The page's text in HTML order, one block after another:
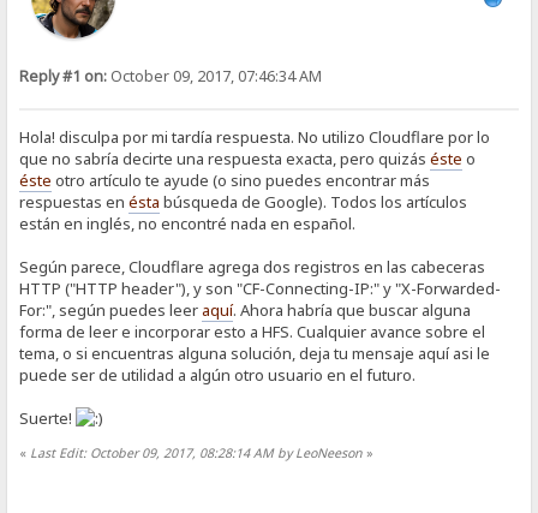
Reply #1 on: October 09, 2017, 07:46:34 AM
Hola! disculpa por mi tardía respuesta. No utilizo Cloudflare por lo
que no sabría decirte una respuesta exacta, pero quizáséste o
éste otro artículo te ayude (o sino puedes encontrar más
respuestas enésta búsqueda de Google). Todos los artículos
están en inglés, no encontré nada en español.
Según parece, Cloudflare agrega dos registros en las cabeceras
HTTP ("HTTP header"), y son "CF-Connecting-IP:" y "X-Forwarded-
For:", según puedes leer aquí. Ahora habría que buscar alguna
forma de leer e incorporar esto a HFS. Cualquier avance sobre el
tema, o si encuentras alguna solución, deja tu mensaje aquí asi le
puede ser de utilidad a algún otro usuario en el futuro.
Suerte!
« Last Edit: October 09, 2017, 08:28:14 AM by LeoNeeson »